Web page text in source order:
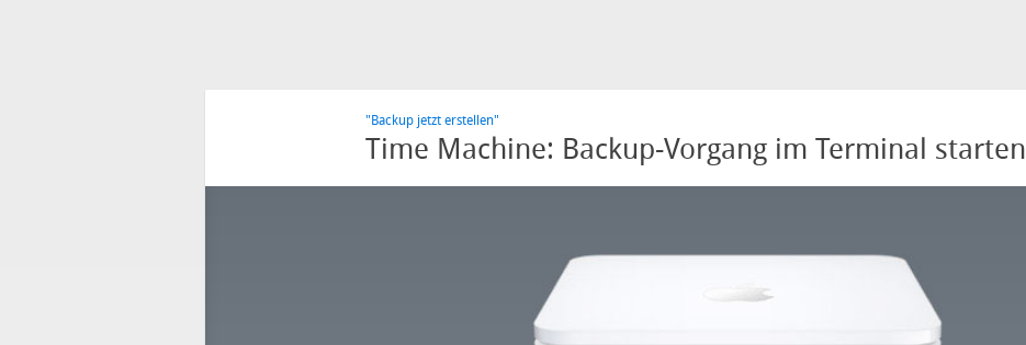
"Backup jetzt erstellen"
Time Machine: Backup-Vorgang im Terminal starten